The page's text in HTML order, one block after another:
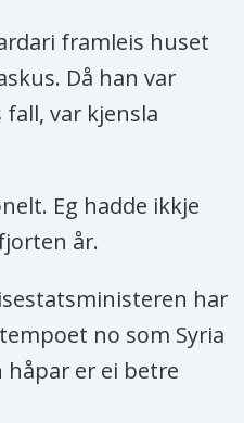
framleis huset
Då han var
var kjensla
Eg hadde ikkje
år.
har
no som Syria
er ei betre